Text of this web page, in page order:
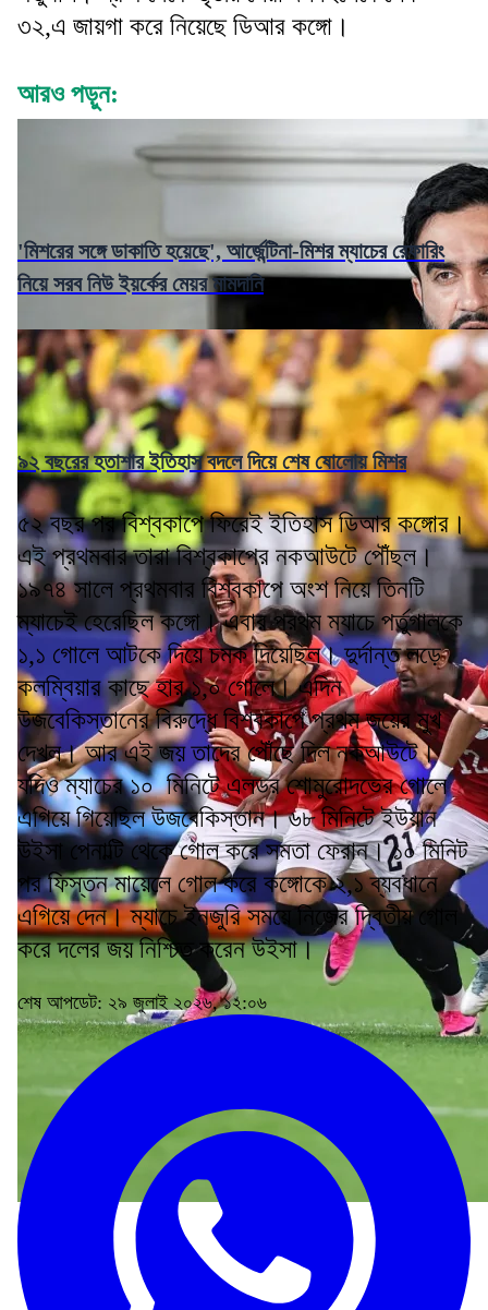
৩২,এ জায়গা করে নিয়েছে ডিআর কঙ্গো।
আরও পড়ুন:
'মিশরের সঙ্গে ডাকাতি হয়েছে', আর্জেন্টিনা-মিশর ম্যাচের রেফারিং
নিয়ে সরব নিউ ইয়র্কের মেয়র মামদানি
৯২ বছরের হতাশার ইতিহাস বদলে দিয়ে শেষ ষোলোয় মিশর
৫২ বছর পর বিশ্বকাপে ফিরেই ইতিহাস ডিআর কঙ্গোর।
এই প্রথমবার তারা বিশ্বকাপের নকআউটে পৌঁছল।
১৯৭৪ সালে প্রথমবার বিশ্বকাপে অংশ নিয়ে তিনটি
ম্যাচেই হেরেছিল কঙ্গো। এবার প্রথম ম্যাচে পর্তুগালকে
১,১ গোলে আটকে দিয়ে চমক দিয়েছিল। দুর্দান্ত লড়ে
কলম্বিয়ার কাছে হার ১,০ গোলে। এদিন
উজবেকিস্তানের বিরুদ্ধে বিশ্বকাপে প্রথম জয়ের মুখ
দেখল। আর এই জয় তাদের পৌঁছে দিল নকআউটে।
যদিও ম্যাচের ১০ মিনিটে এলডর শোমুরোদভের গোলে
এগিয়ে গিয়েছিল উজবেকিস্তান। ৬৮ মিনিটে ইউয়ান
উইসা পেনাল্টি থেকে গোল করে সমতা ফেরান। ১০ মিনিট
পর ফিস্তন মায়েলে গোল করে কঙ্গোকে ২,১ ব্যবধানে
এগিয়ে দেন। ম্যাচে ইনজুরি সময়ে নিজের দ্বিতীয় গোল
করে দলের জয় নিশ্চিত করেন উইসা।
শেষ আপডেট: ২৯ জুলাই ২০২৬, ১২:০৬